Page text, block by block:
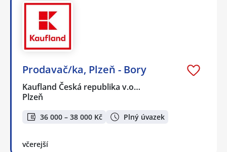
Prodavač/ka, Plzeň - Bory
Kaufland Česká republika v.o…
Plzeň
36 000 – 38 000 Kč Plný úvazek
včerejší